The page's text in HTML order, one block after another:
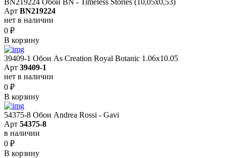
Арт BN219224
нет в наличии
0 ₽
В корзину
39409-1 Обои As Creation Royal Botanic 1.06x10.05
Арт 39409-1
нет в наличии
0 ₽
В корзину
54375-8 Обои Andrea Rossi - Gavi
Арт 54375-8
в наличии
0 ₽
В корзину